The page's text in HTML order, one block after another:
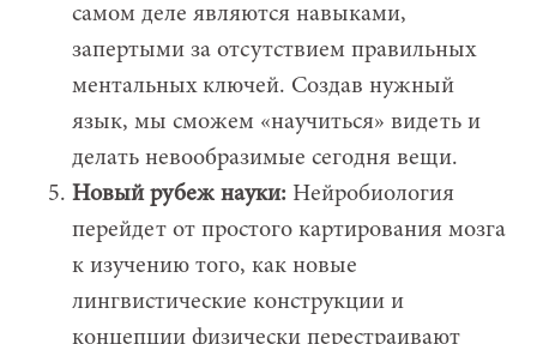
самом деле являются навыками,
запертыми за отсутствием правильных
ментальных ключей. Создав нужный
язык, мы сможем «научиться» видеть и
делать невообразимые сегодня вещи.
Новый рубеж науки: Нейробиология
перейдет от простого картирования мозга
к изучению того, как новые
лингвистические конструкции и
концепции физически перестраивают